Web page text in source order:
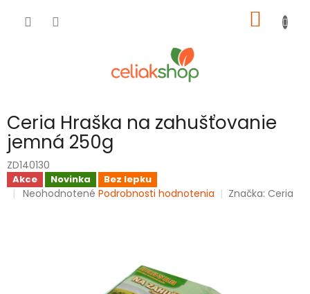
KOŠÍK
Ceria Hraška na zahušťovanie
jemná 250g
ZD140130
Akce Novinka Bez lepku
Priemerné
Neohodnotené Podrobnosti hodnotenia Značka: Ceria